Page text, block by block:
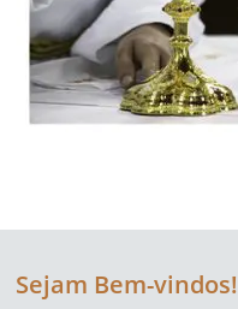
Sejam Bem-vindos!